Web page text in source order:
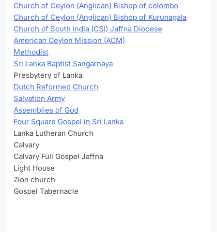
Church of Ceylon (Anglican) Bishop of colombo
Church of Ceylon (Anglican) Bishop of Kurunagala
Church of South India (CSI) Jaffna Diocese
American Ceylon Mission (ACM)
Methodist
Sri Lanka Baptist Sangarnaya
Presbytery of Lanka
Dutch Reformed Church
Salvation Army
Assemblies of God
Four Square Gospel in Sri Lanka
Lanka Lutheran Church
Calvary
Calvary Full Gospel Jaffna
Light House
Zion church
Gospel Tabernacle